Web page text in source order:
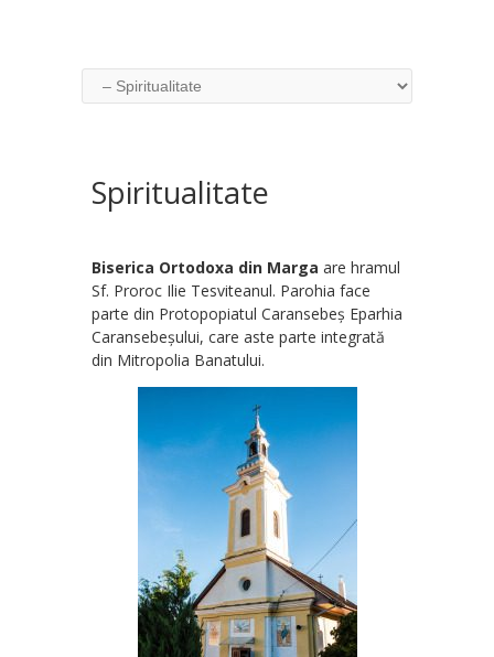
Spiritualitate
Biserica Ortodoxa din Marga are hramul
Sf. Proroc Ilie Tesviteanul. Parohia face
parte din Protopopiatul Caransebeș Eparhia
Caransebeșului, care aste parte integrată
din Mitropolia Banatului.